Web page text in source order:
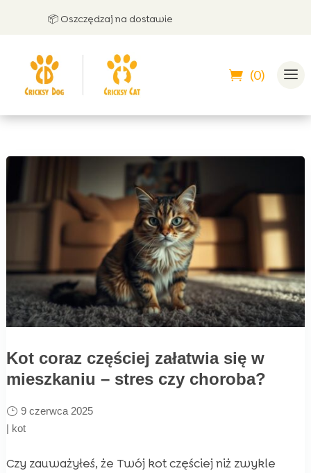
📦 Oszczędzaj na dostawie
(0)
Kot coraz częściej załatwia się w
mieszkaniu – stres czy choroba?
9 czerwca 2025
| kot
Czy zauważyłeś, że Twój kot częściej niż zwykle